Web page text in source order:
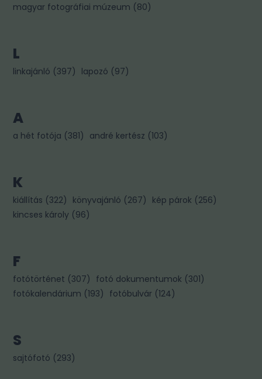
magyar fotográfiai múzeum (80)
L
linkajánló (397) lapozó (97)
A
a hét fotója (381) andré kertész (103)
K
kiállítás (322) könyvajánló (267) kép párok (256)
kincses károly (96)
F
fotótörténet (307) fotó dokumentumok (301)
fotókalendárium (193) fotóbulvár (124)
S
sajtófotó (293)